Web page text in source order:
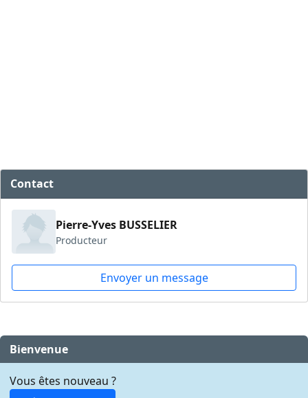
Contact
Pierre-Yves BUSSELIER
Producteur
Envoyer un message
Bienvenue
Vous êtes nouveau ?